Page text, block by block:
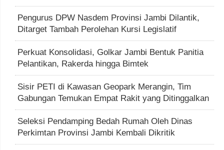
Pengurus DPW Nasdem Provinsi Jambi Dilantik,
Ditarget Tambah Perolehan Kursi Legislatif
Perkuat Konsolidasi, Golkar Jambi Bentuk Panitia
Pelantikan, Rakerda hingga Bimtek
Sisir PETI di Kawasan Geopark Merangin, Tim
Gabungan Temukan Empat Rakit yang Ditinggalkan
Seleksi Pendamping Bedah Rumah Oleh Dinas
Perkimtan Provinsi Jambi Kembali Dikritik